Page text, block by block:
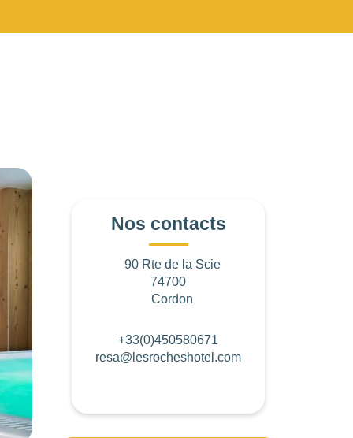
Nos contacts
90 Rte de la Scie
74700
Cordon
+33(0)450580671
resa@lesrocheshotel.com